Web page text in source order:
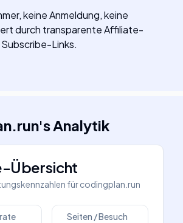
keine Anmeldung, keine
durch transparente Affiliate-
Links.
'sAnalytik
Übersicht
fürcodingplan.run
Seiten / Besuch